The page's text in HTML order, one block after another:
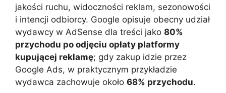
jakości ruchu, widoczności reklam, sezonowości
i intencji odbiorcy. Google opisuje obecny udział
wydawcy w AdSense dla treści jako 80%
przychodu po odjęciu opłaty platformy
kupującej reklamę; gdy zakup idzie przez
Google Ads, w praktycznym przykładzie
wydawca zachowuje około 68% przychodu.